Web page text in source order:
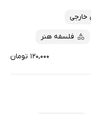
خارجی
فلسفه هنر
۱۲۰,۰۰۰ تومان